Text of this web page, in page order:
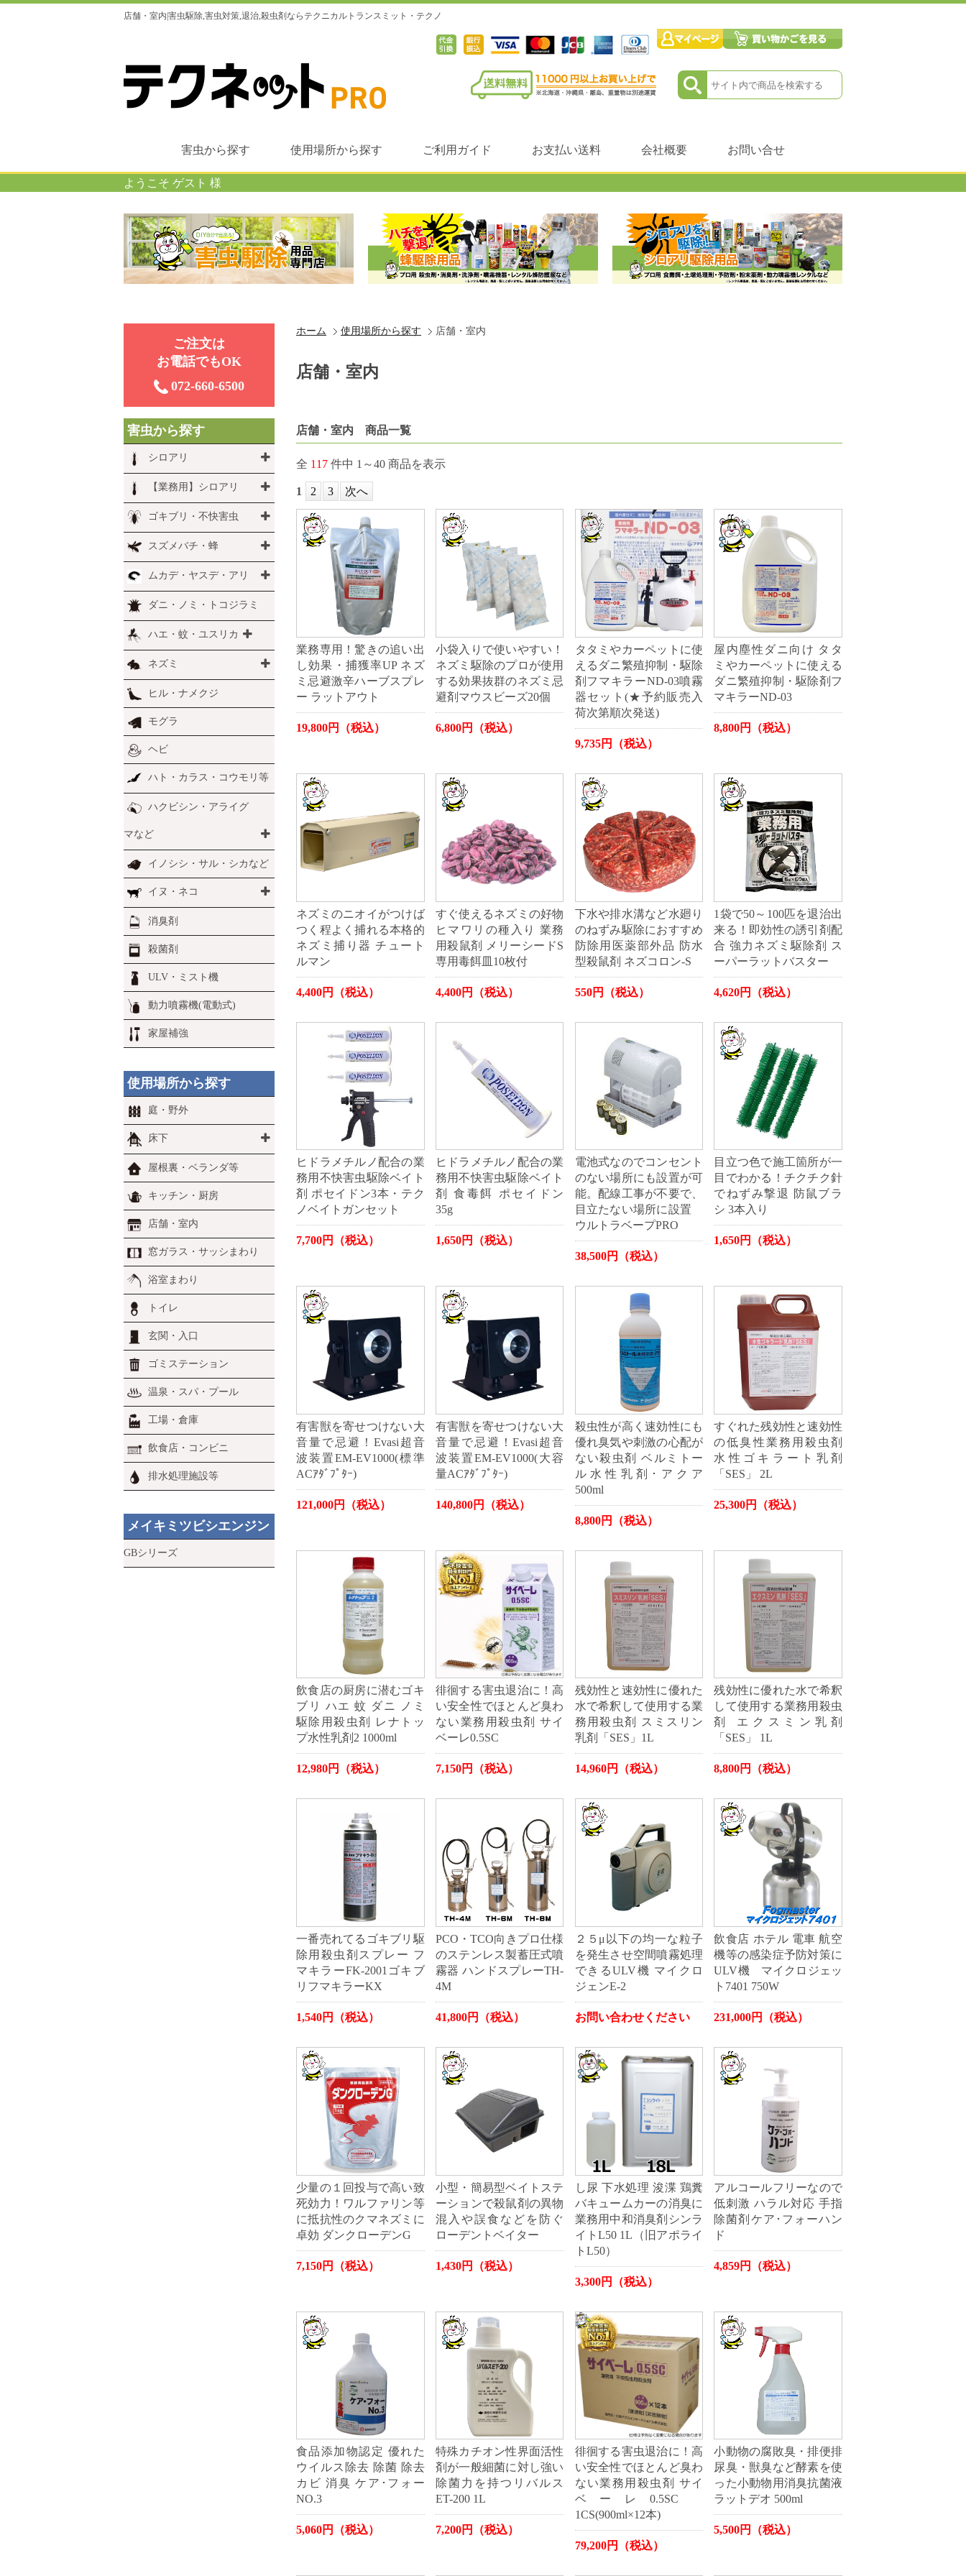
店舗・室内|害虫駆除,害虫対策,退治,殺虫剤ならテクニカルトランスミット・テクノ
害虫から探す 使用場所から探す ご利用ガイド お支払い送料 会社概要 お問い合せ
ようこそ ゲスト 様
ホーム 使用場所から探す 店舗・室内
店舗・室内
店舗・室内 商品一覧
全 117 件中 1～40 商品を表示
1 2 3 次へ
業務専用！驚きの追い出
し効果・捕獲率UP ネズ
ミ忌避激辛ハーブスプレ
ー ラットアウト
19,800円（税込）
小袋入りで使いやすい！
ネズミ駆除のプロが使用
する効果抜群のネズミ忌
避剤マウスビーズ20個
6,800円（税込）
タタミやカーペットに使
えるダニ繁殖抑制・駆除
剤フマキラーND-03噴霧
器セット(★予約販売入
荷次第順次発送)
9,735円（税込）
屋内塵性ダニ向け タタ
ミやカーペットに使える
ダニ繁殖抑制・駆除剤フ
マキラーND-03
8,800円（税込）
ネズミのニオイがつけば
つく程よく捕れる本格的
ネズミ捕り器 チュート
ルマン
4,400円（税込）
すぐ使えるネズミの好物
ヒマワリの種入り 業務
用殺鼠剤 メリーシードS
専用毒餌皿10枚付
4,400円（税込）
下水や排水溝など水廻り
のねずみ駆除におすすめ
防除用医薬部外品 防水
型殺鼠剤 ネズコロン-S
550円（税込）
1袋で50～100匹を退治出
来る！即効性の誘引剤配
合 強力ネズミ駆除剤 ス
ーパーラットバスター
4,620円（税込）
ヒドラメチルノ配合の業
務用不快害虫駆除ベイト
剤 ポセイドン3本・テク
ノベイトガンセット
7,700円（税込）
ヒドラメチルノ配合の業
務用不快害虫駆除ベイト
剤 食毒餌 ポセイドン
35g
1,650円（税込）
電池式なのでコンセント
のない場所にも設置が可
能。配線工事が不要で、
目立たない場所に設置
ウルトラベープPRO
38,500円（税込）
目立つ色で施工箇所が一
目でわかる！チクチク針
でねずみ撃退 防鼠ブラ
シ 3本入り
1,650円（税込）
有害獣を寄せつけない大
音量で忌避！Evasi超音
波装置EM-EV1000(標準
ACｱﾀﾞﾌﾟﾀｰ)
121,000円（税込）
有害獣を寄せつけない大
音量で忌避！Evasi超音
波装置EM-EV1000(大容
量ACｱﾀﾞﾌﾟﾀｰ)
140,800円（税込）
殺虫性が高く速効性にも
優れ臭気や刺激の心配が
ない殺虫剤 ベルミトー
ル水性乳剤･アクア
500ml
8,800円（税込）
すぐれた残効性と速効性
の低臭性業務用殺虫剤
水性ゴキラート乳剤
「SES」 2L
25,300円（税込）
飲食店の厨房に潜むゴキ
ブリ ハエ 蚊 ダニ ノミ
駆除用殺虫剤 レナトッ
プ水性乳剤2 1000ml
12,980円（税込）
徘徊する害虫退治に！高
い安全性でほとんど臭わ
ない業務用殺虫剤 サイ
ベーレ0.5SC
7,150円（税込）
残効性と速効性に優れた
水で希釈して使用する業
務用殺虫剤 スミスリン
乳剤「SES」1L
14,960円（税込）
残効性に優れた水で希釈
して使用する業務用殺虫
剤 エクスミン乳剤
「SES」 1L
8,800円（税込）
一番売れてるゴキブリ駆
除用殺虫剤スプレー フ
マキラーFK-2001ゴキブ
リフマキラーKX
1,540円（税込）
PCO・TCO向きプロ仕様
のステンレス製蓄圧式噴
霧器 ハンドスプレーTH-
4M
41,800円（税込）
２５μ以下の均一な粒子
を発生させ空間噴霧処理
できるULV機 マイクロ
ジェンE-2
お問い合わせください
飲食店 ホテル 電車 航空
機等の感染症予防対策に
ULV機 マイクロジェッ
ト7401 750W
231,000円（税込）
少量の１回投与で高い致
死効力！ワルファリン等
に抵抗性のクマネズミに
卓効 ダンクローデンG
7,150円（税込）
小型・簡易型ベイトステ
ーションで殺鼠剤の異物
混入や誤食などを防ぐ
ローデントベイター
1,430円（税込）
し尿 下水処理 浚渫 鶏糞
バキュームカーの消臭に
業務用中和消臭剤シンラ
イトL50 1L（旧アポライ
トL50）
3,300円（税込）
アルコールフリーなので
低刺激 ハラル対応 手指
除菌剤ケア･フォーハン
ド
4,859円（税込）
食品添加物認定 優れた
ウイルス除去 除菌 除去
カビ 消臭 ケア･フォー
NO.3
5,060円（税込）
特殊カチオン性界面活性
剤が一般細菌に対し強い
除菌力を持つリバルス
ET-200 1L
7,200円（税込）
徘徊する害虫退治に！高
い安全性でほとんど臭わ
ない業務用殺虫剤 サイ
ベーレ0.5SC
1CS(900ml×12本)
79,200円（税込）
小動物の腐敗臭・排便排
尿臭・獣臭など酵素を使
った小動物用消臭抗菌液
ラットデオ 500ml
5,500円（税込）
ご注⽂は
お電話でもOK
072-660-6500
害虫から探す
シロアリ
【業務用】シロアリ
ゴキブリ・不快害虫
スズメバチ・蜂
ムカデ・ヤスデ・アリ
ダニ・ノミ・トコジラミ
ハエ・蚊・ユスリカ
ネズミ
ヒル・ナメクジ
モグラ
ヘビ
ハト・カラス・コウモリ等
ハクビシン・アライグ
マなど
イノシシ・サル・シカなど
イヌ・ネコ
消臭剤
殺菌剤
ULV・ミスト機
動力噴霧機(電動式)
家屋補強
使用場所から探す
庭・野外
床下
屋根裏・ベランダ等
キッチン・厨房
店舗・室内
窓ガラス・サッシまわり
浴室まわり
トイレ
玄関・入口
ゴミステーション
温泉・スパ・プール
工場・倉庫
飲食店・コンビニ
排水処理施設等
メイキミツビシエンジン
GBシリーズ